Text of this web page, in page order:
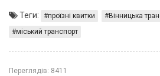
Теги: проїзні квитки
Вінницька
міський транспорт
Переглядів: 8411